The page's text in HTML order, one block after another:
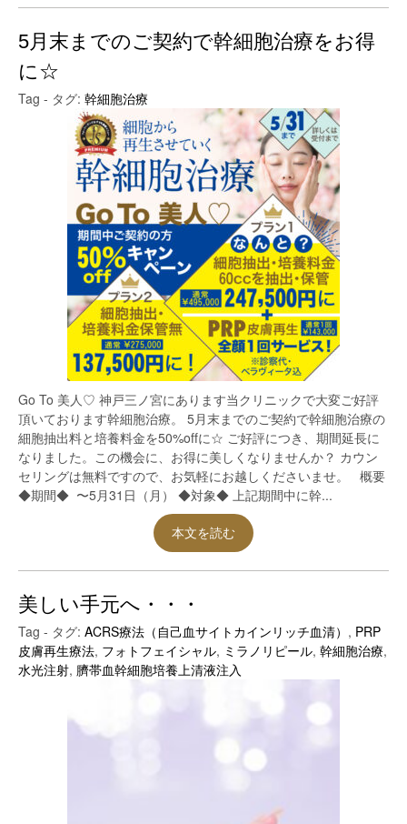
5月末までのご契約で幹細胞治療をお得
に☆
Tag - タグ: 幹細胞治療
Go To 美人♡ 神戸三ノ宮にあります当クリニックで大変ご好評
頂いております幹細胞治療。 5月末までのご契約で幹細胞治療の
細胞抽出料と培養料金を50%offに☆ ご好評につき、期間延長に
なりました。この機会に、お得に美しくなりませんか？ カウン
セリングは無料ですので、お気軽にお越しくださいませ。 概要
◆期間◆ 〜5月31日（月） ◆対象◆ 上記期間中に幹...
本文を読む
美しい手元へ・・・
Tag - タグ: ACRS療法（自己血サイトカインリッチ血清） , PRP
皮膚再生療法, フォトフェイシャル, ミラノリピール, 幹細胞治療,
水光注射, 臍帯血幹細胞培養上清液注入